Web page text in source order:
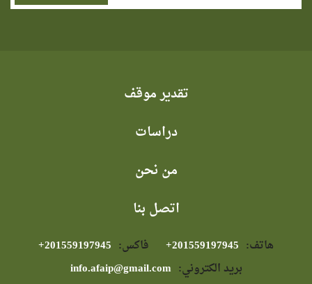
تقدير موقف
دراسات
من نحن
اتصل بنا
هاتف: فاكس:
بريد الكتروني: info.afaip@gmail.com